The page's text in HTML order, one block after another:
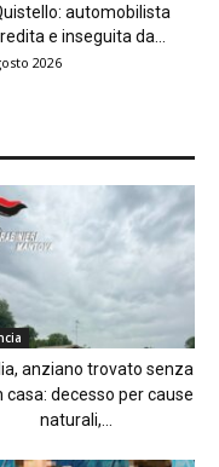
automobilista
e inseguita da...
2026
anziano trovato senza
casa: decesso per cause
naturali,...